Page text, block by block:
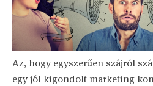
Az, hogy egyszerűen szájról
egy jól kigondolt marketing